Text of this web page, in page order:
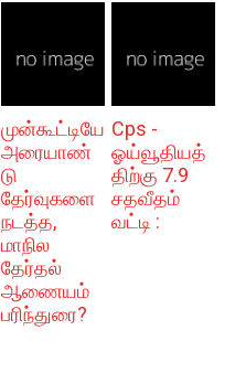
முன்கூட்டியே
அரையாண்
டு
தேர்வுகளை
நடத்த,
மாநில
தேர்தல்
ஆணையம்
பரிந்துரை?
Cps -
ஓய்வூதியத்
திற்கு 7.9
சதவீதம்
வட்டி :